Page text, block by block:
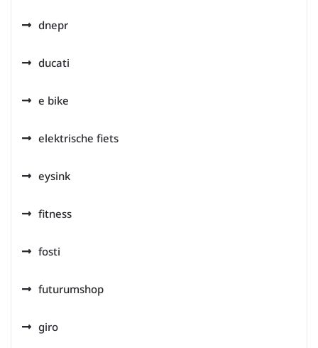
dnepr
ducati
e bike
elektrische fiets
eysink
fitness
fosti
futurumshop
giro